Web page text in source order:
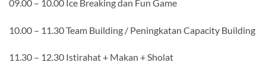
09.00 – 10.00 Ice Breaking dan Fun Game
10.00 – 11.30 Team Building / Peningkatan Capacity Building
11.30 – 12.30 Istirahat + Makan + Sholat